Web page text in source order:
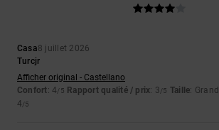
Casa8 juillet 2026
Turcjr
Afficher original - Castellano
Confort: 4/5 Rapport qualité / prix: 3/5 Taille: Grand
4/5